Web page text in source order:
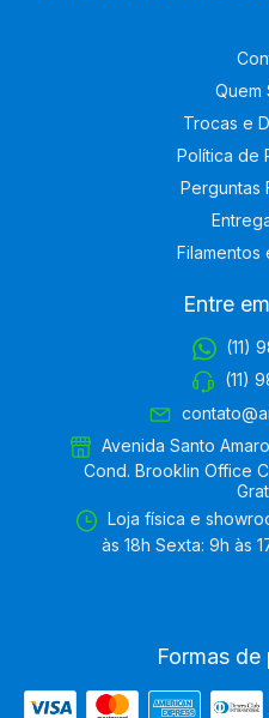
Quem
Trocas e
Política de
Perguntas
Filamentos
Entre
(11)
(11)
Avenida Santo
Cond. Brooklin Office
Loja física e
às 18h Sexta: 9h às
Formas